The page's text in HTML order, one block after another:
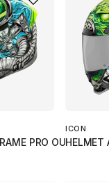
PRO OUTBREAK
ICON
HELMET